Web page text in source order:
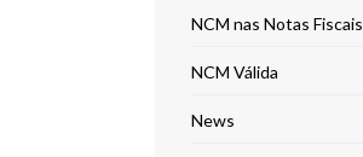
NCM nas Notas Fiscais
NCM Válida
News